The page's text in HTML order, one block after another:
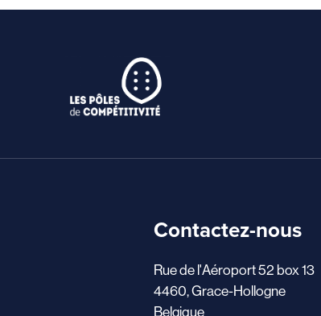
Contactez-nous
Rue de l'Aéroport 52 box 13
4460, Grace-Hollogne
Belgique